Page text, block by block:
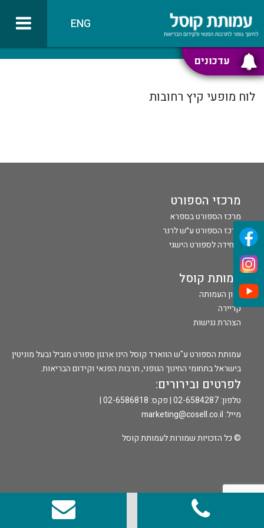
עדכונים
ENG
לוח מופעי קיץ רחובות
מרכזי הספורט
מרכז הספורט בספרא
מרכז הספורט ע״ש לרנר
היחידה לספורט הישגי
עמותת קוסל
חזון העמותה
קריירה
הצהרת נגישות
עמותת הספורט ע"ש הווארד קוסל הינו ארגון ספורט מוביל ובעל מוניטין
בישראל בתחומי החינוך הגופני, תרבות הפנאי וקידום הבריאות.
לפרטים ובירורים:
טלפון: 02-6584287 | פקס: 02-6586818 |
מייל: marketing@cosell.co.il
© כל הזכויות שמורות לעמותת קוסל